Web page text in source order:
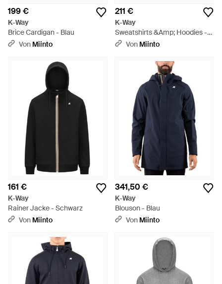
199 €
K-Way
Brice Cardigan - Blau
Von Miinto
211 €
K-Way
Sweatshirts &Amp; Hoodies -
Schwarz
Von Miinto
161 €
K-Way
Rainer Jacke - Schwarz
Von Miinto
341,50 €
K-Way
Blouson - Blau
Von Miinto